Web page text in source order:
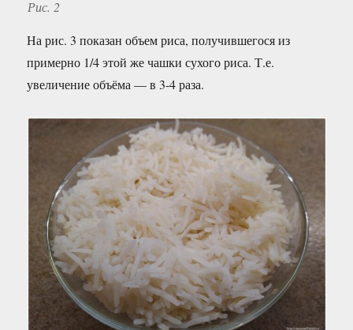
Рис. 2
На рис. 3 показан объем риса, получившегося из
примерно 1/4 этой же чашки сухого риса. Т.е.
увеличение объёма — в 3-4 раза.